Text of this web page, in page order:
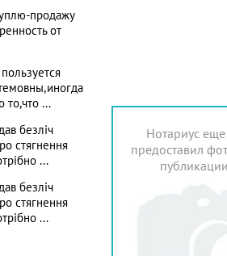
продажу
от
то,что ...
безліч
стягнення
...
безліч
стягнення
...
Нотариус
предоставил